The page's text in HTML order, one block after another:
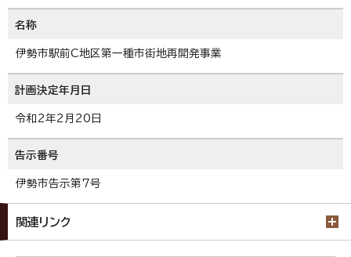
名称
伊勢市駅前C地区第一種市街地再開発事業
計画決定年月日
令和2年2月20日
告示番号
伊勢市告示第7号
関連リンク